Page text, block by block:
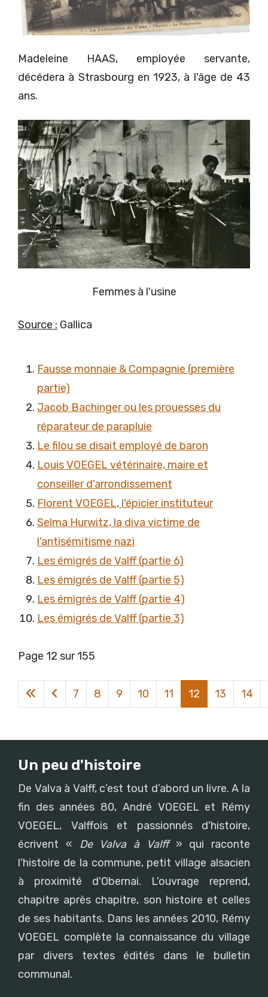
Madeleine HAAS, employée servante,
décédera à Strasbourg en 1923, à l'âge de 43
ans.
Femmes à l'usine
Source : Gallica
Fausse monnaie & Compagnie (première
partie)
Jacob Bachinger ou les prouesses du
réparateur de parapluie
Le filou se disait employé de baron
Louis VOEGEL vétérinaire, maire et
conseiller d'arrondissement
Florent VOEGEL, l'épicier instituteur
Selma Hurwitz, la diva victime de
l'antisémitisme nazi
Les émigrés de Valff (partie 6)
Les émigrés de Valff (partie 5)
Les émigrés de Valff (partie 4)
Les émigrés de Valff (partie 3)
Page 12 sur 155
7 8 9 10 11 12 13 14
Un peu d'histoire
De Valva à Valff, c’est tout d’abord un livre. A la
fin des années 80, André VOEGEL et Rémy
VOEGEL, Valffois et passionnés d'histoire,
écrivent « De Valva à Valff» qui raconte
l'histoire de la commune, petit village alsacien
à proximité d'Obernai. L'ouvrage reprend,
chapitre après chapitre, son histoire et celles
de ses habitants. Dans les années 2010, Rémy
VOEGEL complète la connaissance du village
par divers textes édités dans le bulletin
communal.